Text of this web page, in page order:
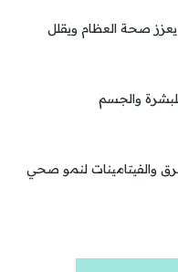
يعزز صحة العظام ويقلل
والجسم
والفيتامينات لنمو صحي